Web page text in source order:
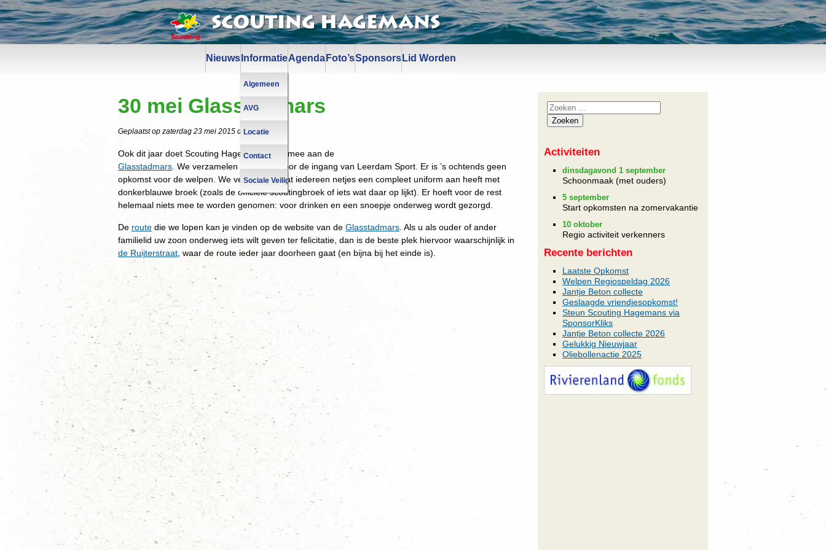
Scouting Hagemans
NieuwsInformatie
Algemeen
AVG
Locatie
Contact
Sociale Veiligheid
AgendaFoto’sSponsorsLid Worden
30 mei Glasstadmars
Geplaatst op zaterdag 23 mei 2015door Gerard
Ook dit jaar doet Scouting Hagemans weer mee aan de
Glasstadmars. We verzamelen om 12:30 voor de ingang van Leerdam Sport. Er is ’s ochtends geen
opkomst voor de welpen. We verwachten dat iedereen netjes een compleet uniform aan heeft met
donkerblauwe broek (zoals de officiële scoutingbroek of iets wat daar op lijkt). Er hoeft voor de rest
helemaal niets mee te worden genomen: voor drinken en een snoepje onderweg wordt gezorgd.
De routedie we lopen kan je vinden op de website van de Glasstadmars. Als u als ouder of ander
familielid uw zoon onderweg iets wilt geven ter felicitatie, dan is de beste plek hiervoor waarschijnlijk in
de Ruijterstraat, waar de route ieder jaar doorheen gaat (en bijna bij het einde is).
Activiteiten
dinsdagavond 1 september
Schoonmaak (met ouders)
5 september
Start opkomsten na zomervakantie
10 oktober
Regio activiteit verkenners
Recente berichten
Laatste Opkomst
Welpen Regiospeldag 2026
Jantje Beton collecte
Geslaagde vriendjesopkomst!
Steun Scouting Hagemans via
SponsorKliks
Jantje Beton collecte 2026
Gelukkig Nieuwjaar
Oliebollenactie 2025